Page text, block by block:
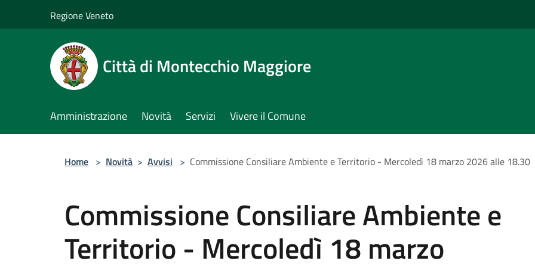
Regione Veneto
Città di Montecchio Maggiore
Amministrazione Novità Servizi Vivere il Comune
Home > Novità > Avvisi > Commissione Consiliare Ambiente e Territorio - Mercoledì 18 marzo 2026 alle 18.30
Commissione Consiliare Ambiente e
Territorio - Mercoledì 18 marzo